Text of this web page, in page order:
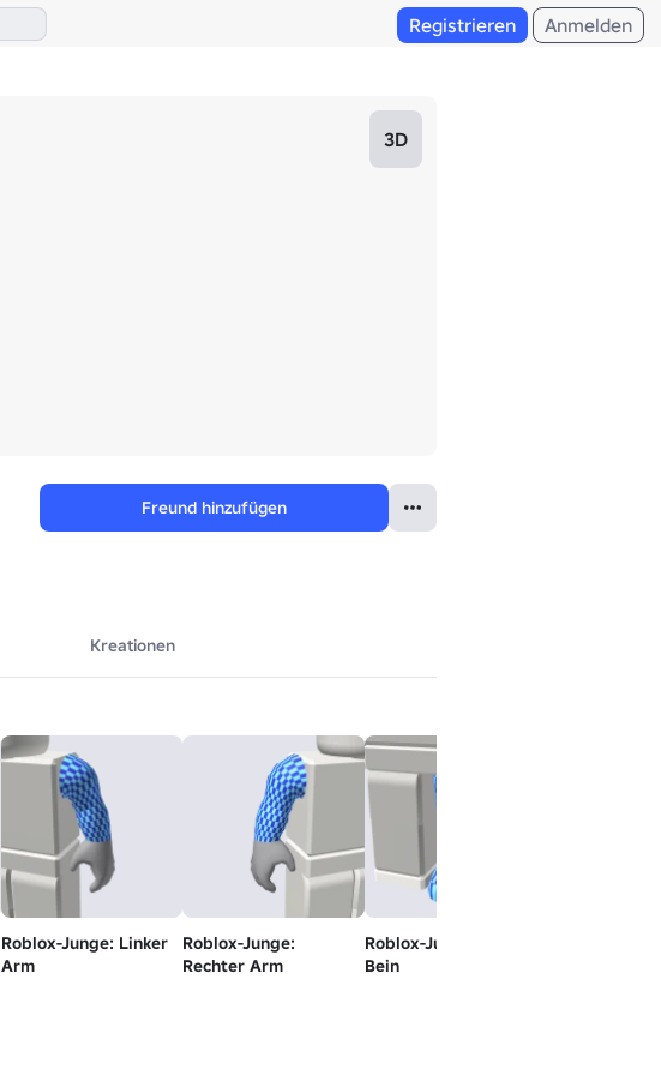
Registrieren Anmelden
3D
Freund hinzufügen
Kreationen
Roblox-Junge: Linker
Arm
Roblox-Junge:
Rechter Arm
Roblox-Junge: Linkes
Bein